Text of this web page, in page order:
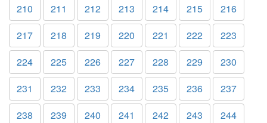
210
211 212 213 214 215
216
217
218 219 220 221 222
223
224
225 226 227 228 229
230
231
232 233 234 235 236
237
238
239 240 241 242 243
244